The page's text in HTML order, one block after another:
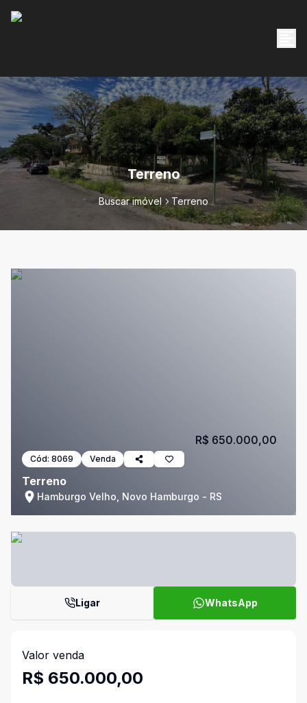
Terreno
Buscar imóvel Terreno
Cód: 8069 Venda
Terreno
Hamburgo Velho, Novo Hamburgo - RS
R$ 650.000,00
Ligar WhatsApp
Valor venda
R$ 650.000,00